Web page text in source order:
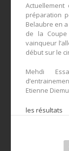
préparation
Belaubre en
de la
vainqueur
début sur le
Mehdi
Etienne
les résultats